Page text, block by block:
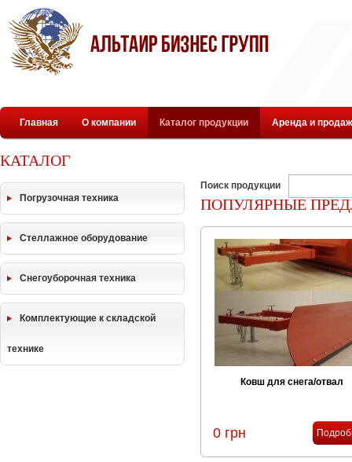
Главная О компании Каталог продукции Аренда и
КАТАЛОГ
Погрузочная техника
Стеллажное оборудование
Снегоуборочная техника
Комплектующие к складской
технике
Поиск продукции
ПОПУЛЯРНЫЕ
Ковш для снега/отвал
0 грн